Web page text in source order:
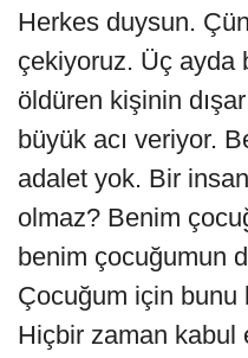
Herkes duysun.
çekiyoruz. Üç ayda
öldüren kişinin
büyük acı veriyor.
adalet yok. Bir
olmaz? Benim
benim çocuğumun
Çocuğum için bunu
Hiçbir zaman kabul